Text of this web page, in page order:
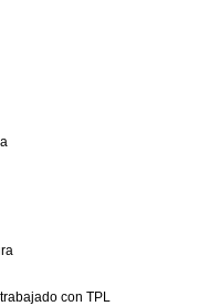
con TPL